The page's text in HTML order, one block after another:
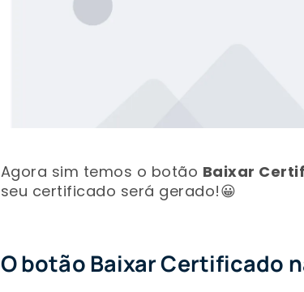
Agora sim temos o botão Baixar
seu certificado será gerado!😀
O botão Baixar Certificado